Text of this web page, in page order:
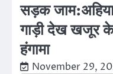
सड़क
गाड़ी देख खजूर
हंगामा
November 29,